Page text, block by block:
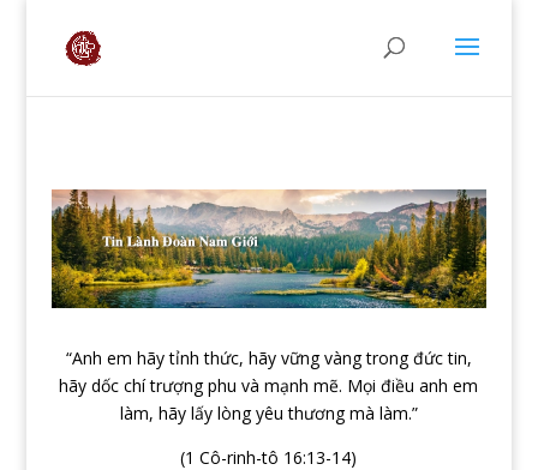
“Anh em hãy tỉnh thức, hãy vững vàng trong đức tin,
hãy dốc chí trượng phu và mạnh mẽ. Mọi điều anh em
làm, hãy lấy lòng yêu thương mà làm.”
(1 Cô-rinh-tô 16:13-14)